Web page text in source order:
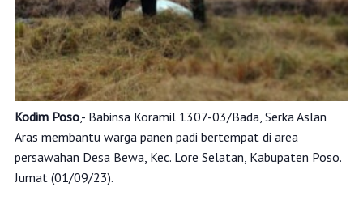
Kodim Poso,- Babinsa Koramil 1307-03/Bada, Serka Aslan
Aras membantu warga panen padi bertempat di area
persawahan Desa Bewa, Kec. Lore Selatan, Kabupaten Poso.
Jumat (01/09/23).